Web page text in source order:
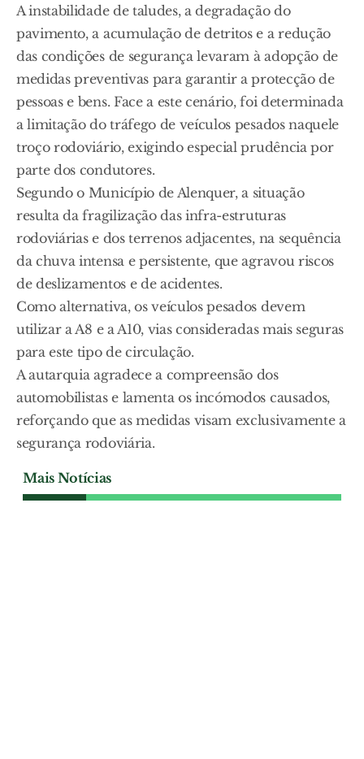
A instabilidade de taludes, a degradação do
pavimento, a acumulação de detritos e a redução
das condições de segurança levaram à adopção de
medidas preventivas para garantir a protecção de
pessoas e bens. Face a este cenário, foi determinada
a limitação do tráfego de veículos pesados naquele
troço rodoviário, exigindo especial prudência por
parte dos condutores.
Segundo o Município de Alenquer, a situação
resulta da fragilização das infra-estruturas
rodoviárias e dos terrenos adjacentes, na sequência
da chuva intensa e persistente, que agravou riscos
de deslizamentos e de acidentes.
Como alternativa, os veículos pesados devem
utilizar a A8 e a A10, vias consideradas mais seguras
para este tipo de circulação.
A autarquia agradece a compreensão dos
automobilistas e lamenta os incómodos causados,
reforçando que as medidas visam exclusivamente a
segurança rodoviária.
Mais Notícias